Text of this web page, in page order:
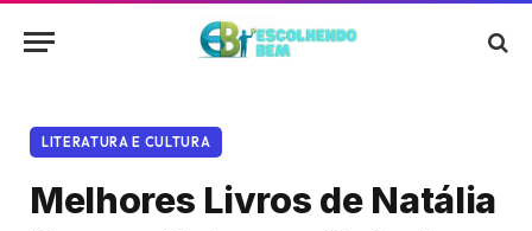
LITERATURA E CULTURA
Melhores Livros de Natália